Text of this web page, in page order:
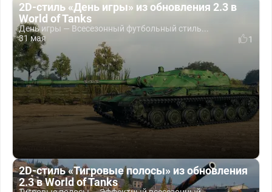
2D-стиль «День игры» из обновления 2.3 в
World of Tanks
День игры — Всесезонный футбольный стиль...
31 мая
1
2D-стиль «Тигровые полосы» из обновления
2.3 в World of Tanks